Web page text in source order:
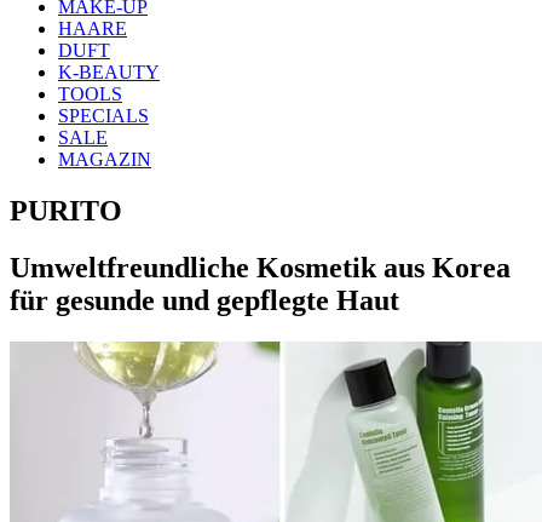
MAKE-UP
HAARE
DUFT
K-BEAUTY
TOOLS
SPECIALS
SALE
MAGAZIN
PURITO
Umweltfreundliche Kosmetik aus Korea
für gesunde und gepflegte Haut